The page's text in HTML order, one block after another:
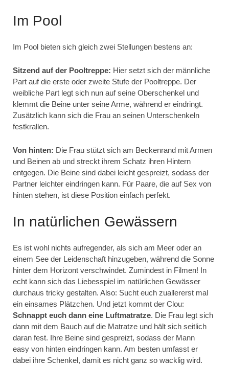
Im Pool
Im Pool bieten sich gleich zwei Stellungen bestens an:
Sitzend auf der Pooltreppe: Hier setzt sich der männliche
Part auf die erste oder zweite Stufe der Pooltreppe. Der
weibliche Part legt sich nun auf seine Oberschenkel und
klemmt die Beine unter seine Arme, während er eindringt.
Zusätzlich kann sich die Frau an seinen Unterschenkeln
festkrallen.
Von hinten: Die Frau stützt sich am Beckenrand mit Armen
und Beinen ab und streckt ihrem Schatz ihren Hintern
entgegen. Die Beine sind dabei leicht gespreizt, sodass der
Partner leichter eindringen kann. Für Paare, die auf Sex von
hinten stehen, ist diese Position einfach perfekt.
In natürlichen Gewässern
Es ist wohl nichts aufregender, als sich am Meer oder an
einem See der Leidenschaft hinzugeben, während die Sonne
hinter dem Horizont verschwindet. Zumindest in Filmen! In
echt kann sich das Liebesspiel im natürlichen Gewässer
durchaus tricky gestalten. Also: Sucht euch zuallererst mal
ein einsames Plätzchen. Und jetzt kommt der Clou:
Schnappt euch dann eine Luftmatratze. Die Frau legt sich
dann mit dem Bauch auf die Matratze und hält sich seitlich
daran fest. Ihre Beine sind gespreizt, sodass der Mann
easy von hinten eindringen kann. Am besten umfasst er
dabei ihre Schenkel, damit es nicht ganz so wacklig wird.